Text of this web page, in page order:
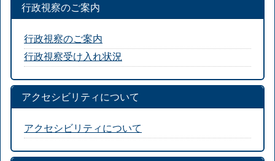
行政視察のご案内
行政視察のご案内
行政視察受け入れ状況
アクセシビリティについて
アクセシビリティについて